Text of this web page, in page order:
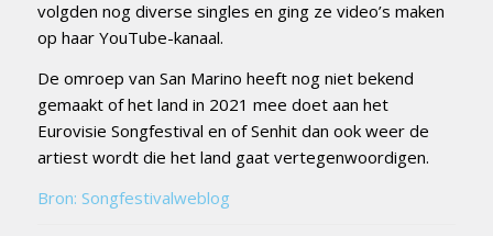
volgden nog diverse singles en ging ze video’s maken
op haar YouTube-kanaal.
De omroep van San Marino heeft nog niet bekend
gemaakt of het land in 2021 mee doet aan het
Eurovisie Songfestival en of Senhit dan ook weer de
artiest wordt die het land gaat vertegenwoordigen.
Bron: Songfestivalweblog